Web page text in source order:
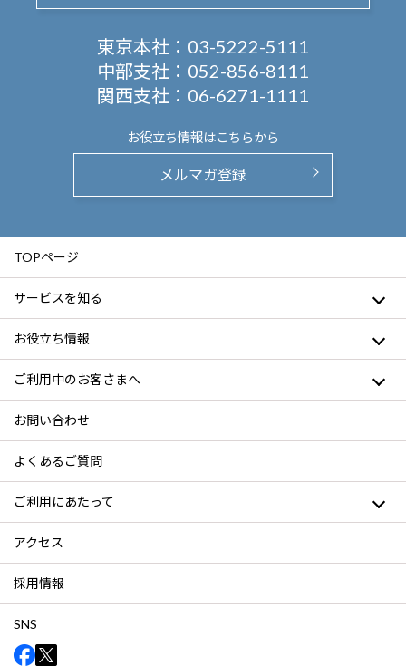
東京本社： 03-5222-5111
中部支社： 052-856-8111
関西支社： 06-6271-1111
お役立ち情報はこちらから
メルマガ登録
TOPページ
サービスを知る
お役立ち情報
ご利用中のお客さまへ
お問い合わせ
よくあるご質問
ご利用にあたって
アクセス
採用情報
SNS